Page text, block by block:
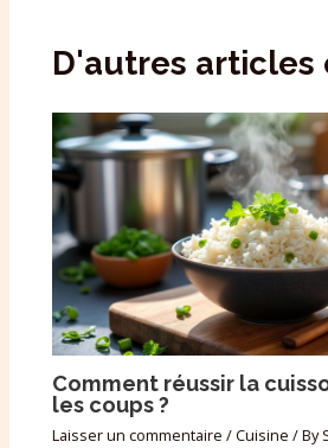
D'autres articles
Comment réussir la
les coups ?
Laisser un commentaire /Cuisine / By